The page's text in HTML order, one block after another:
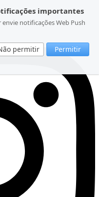
importantes
notificações Web Push
permitir Permitir